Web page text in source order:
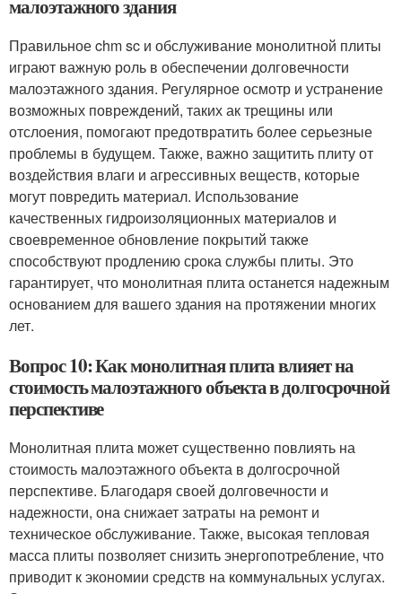
малоэтажного здания
Правильное chm sc и обслуживание монолитной плиты
играют важную роль в обеспечении долговечности
малоэтажного здания. Регулярное осмотр и устранение
возможных повреждений, таких ак трещины или
отслоения, помогают предотвратить более серьезные
проблемы в будущем. Также, важно защитить плиту от
воздействия влаги и агрессивных веществ, которые
могут повредить материал. Использование
качественных гидроизоляционных материалов и
своевременное обновление покрытий также
способствуют продлению срока службы плиты. Это
гарантирует, что монолитная плита останется надежным
основанием для вашего здания на протяжении многих
лет.
Вопрос 10: Как монолитная плита влияет на
стоимость малоэтажного объекта в долгосрочной
перспективе
Монолитная плита может существенно повлиять на
стоимость малоэтажного объекта в долгосрочной
перспективе. Благодаря своей долговечности и
надежности, она снижает затраты на ремонт и
техническое обслуживание. Также, высокая тепловая
масса плиты позволяет снизить энергопотребление, что
приводит к экономии средств на коммунальных услугах.